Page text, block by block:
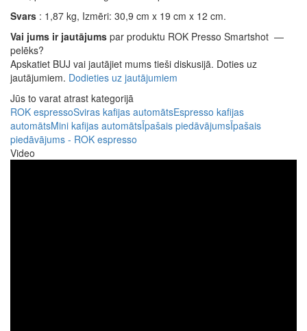
Svars : 1,87 kg, Izmēri: 30,9 cm x 19 cm x 12 cm.
Vai jums ir jautājums par produktu ROK Presso Smartshot —
pelēks?
Apskatiet BUJ vai jautājiet mums tieši diskusijā. Doties uz
jautājumiem. Dodieties uz jautājumiem
Jūs to varat atrast kategorijā
ROK espressoSviras kafijas automātsEspresso kafijas
automātsMini kafijas automātsĪpašais piedāvājumsĪpašais
piedāvājums - ROK espresso
Video